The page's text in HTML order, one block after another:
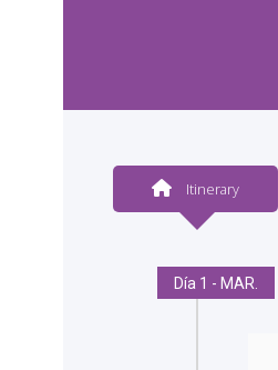
Itinerary
Día 1 - MAR.